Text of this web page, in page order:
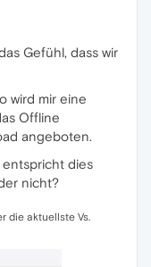
Gefühl, dass wir
wird mir eine
Offline
angeboten.
entspricht dies
nicht?
die aktuellste Vs.